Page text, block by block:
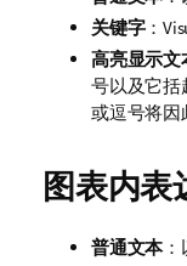
关键字：
高亮显示文
号以及它括
或逗号将因
图表内表
普通文本：